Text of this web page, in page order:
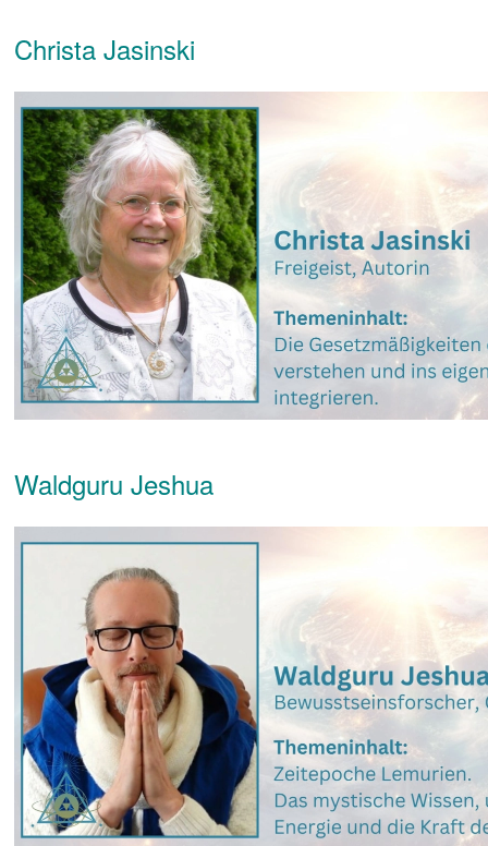
Christa Jasinski
Waldguru Jeshua